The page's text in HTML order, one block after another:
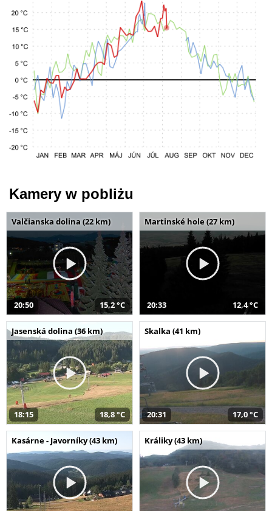
Kamery w pobliżu
Valčianska dolina (22 km)
20:50 15,2 °C
Martinské hole (27 km)
20:33 12,4 °C
Jasenská dolina (36 km)
18:15 18,8 °C
Skalka (41 km)
20:31 17,0 °C
Kasárne - Javorníky (43 km) Králiky (43 km)